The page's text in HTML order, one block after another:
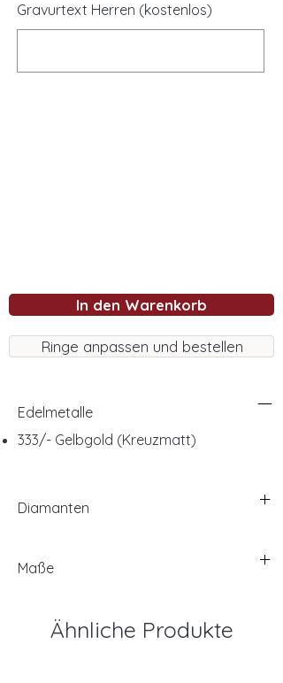
Gravurtext Herren (kostenlos)
In den Warenkorb
Ringe anpassen und bestellen
Edelmetalle
333/- Gelbgold (Kreuzmatt)
Diamanten
Maße
Ähnliche Produkte